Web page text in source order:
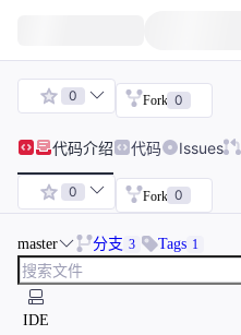
0 Fork 0
代码介绍 代码 Issues
0 Fork 0
master 分支 3 Tags 1
IDE